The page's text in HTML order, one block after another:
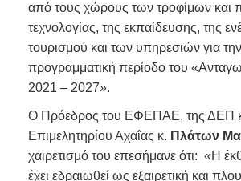
από τους χώρους των τροφίμων και
τεχνολογίας, της εκπαίδευσης, της
τουρισμού και των υπηρεσιών για
προγραμματική περίοδο του
2021 – 2027».
Ο Πρόεδρος του ΕΦΕΠΑΕ, της ΔΕΠ
Επιμελητηρίου Αχαΐας κ. Πλάτων
χαιρετισμό του επεσήμανε ότι: «Η
έχει εδραιωθεί ως εξαιρετική και